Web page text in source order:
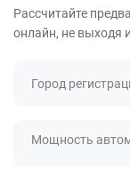
Рассчитайте
онлайн, не выходя
Город
Мощность